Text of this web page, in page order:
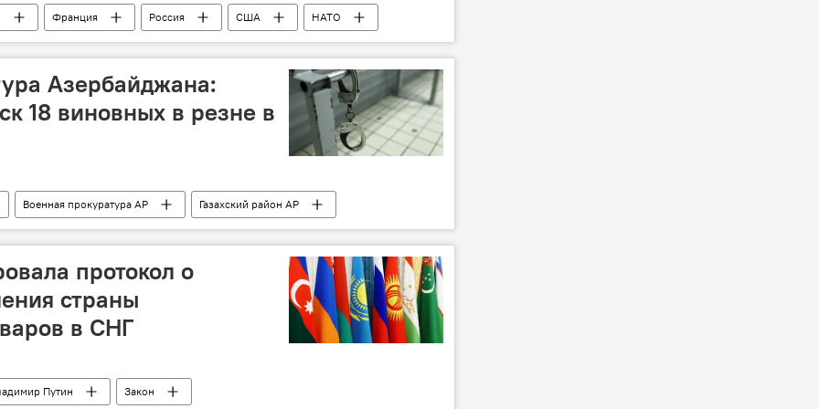
Франция Россия США
НАТО
Азербайджана:
18 виновных в резне в
Военная прокуратура АР
Газахский район АР
село Баганис Айрым
протокол о
страны
в СНГ
Путин
Закон